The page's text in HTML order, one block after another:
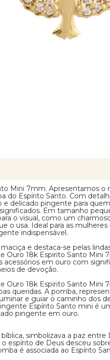
Mini 7mm. Apresentamos o
do Espírito Santo. Com
e delicado pingente para
Em tamanho
o visual, como um
o usa. Ideal para as
indispensável.
e destaca-se pelas
Ouro 18k Espirito Santo Mini
em ouro com
de devoção.
Ouro 18k Espirito Santo Mini
queridas. A pomba,
e guiar o caminho dos
Espírito Santo mini é
pingente em ouro.
simbolizava a paz entre
o espírito de Deus desceu
é associada ao Espírito